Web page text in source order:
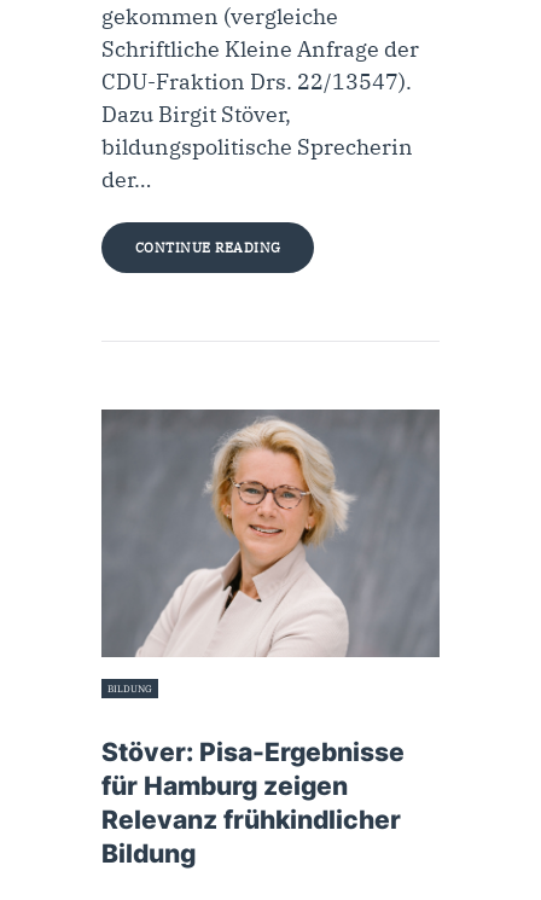
gekommen (vergleiche
Schriftliche Kleine Anfrage der
CDU-Fraktion Drs. 22/13547).
Dazu Birgit Stöver,
bildungspolitische Sprecherin
der…
CONTINUE READING
BILDUNG
Stöver: Pisa-Ergebnisse
für Hamburg zeigen
Relevanz frühkindlicher
Bildung